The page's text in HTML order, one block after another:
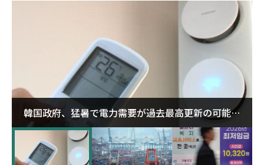
韓国政府、猛暑で電力需要が過去最高更新の可能性
に需給対応体制を点検